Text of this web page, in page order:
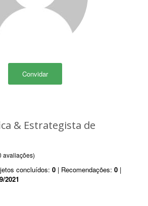
Convidar
& Estrategista de
avaliações)
concluídos: 0 | Recomendações: 0 |
2021